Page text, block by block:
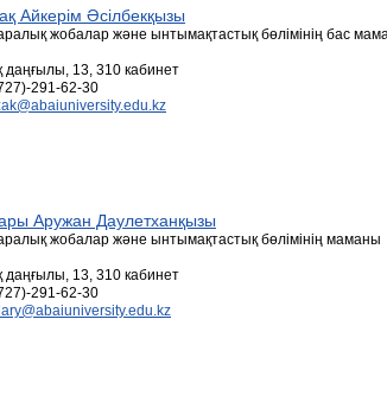
Айкерім Әсілбекқызы
жобалар және ынтымақтастық бөлімінің бас
даңғылы, 13, 310 кабинет
291-62-30
Аружан Даулетханқызы
жобалар және ынтымақтастық бөлімінің маманы
даңғылы, 13, 310 кабинет
291-62-30